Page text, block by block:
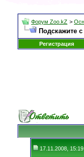
Форум Zoo.kZ >
Подскажите
Регистрация
17.11.2008, 15:19